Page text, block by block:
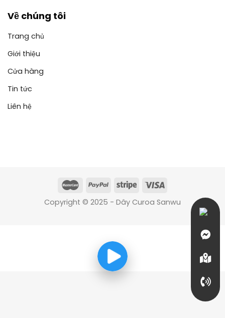
Về chúng tôi
Trang chủ
Giới thiệu
Cửa hàng
Tin tức
Liên hệ
Copyright © 2025 - Dây Curoa Sanwu